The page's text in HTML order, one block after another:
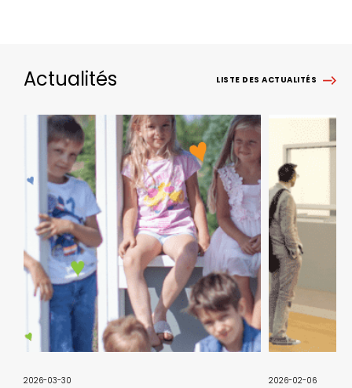
Actualités LISTE DES ACTUALITÉS
2026-03-30 2026-02-06